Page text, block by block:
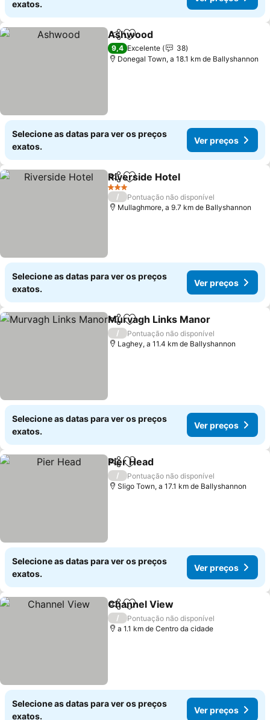
exatos.
PartilharAdicionar aos favoritos
Ashwood
9,4 Excelente
38
Donegal Town, a 18.1 km de Ballyshannon
Selecione as datas para ver os preços
exatos.
Ver preços
PartilharAdicionar aos favoritos
Riverside Hotel
3 Estrelas
/
Pontuação não disponível
Mullaghmore, a 9.7 km de Ballyshannon
Selecione as datas para ver os preços
exatos.
Ver preços
PartilharAdicionar aos favoritos
Murvagh Links Manor
/
Pontuação não disponível
Laghey, a 11.4 km de Ballyshannon
Selecione as datas para ver os preços
exatos.
Ver preços
PartilharAdicionar aos favoritos
Pier Head
/
Pontuação não disponível
Sligo Town, a 17.1 km de Ballyshannon
Selecione as datas para ver os preços
exatos.
Ver preços
PartilharAdicionar aos favoritos
Channel View
/
Pontuação não disponível
a 1.1 km de Centro da cidade
Selecione as datas para ver os preços
exatos.
Ver preços